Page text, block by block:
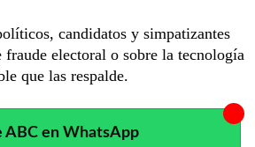
candidatos y simpatizantes
fraude electoral o sobre la tecnología
que las respalde.
ABC en WhatsApp